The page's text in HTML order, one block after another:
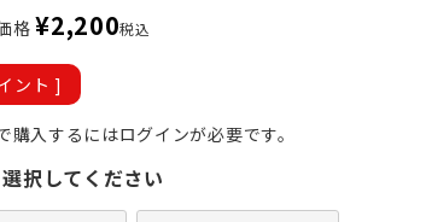
格 ¥2,200税込
ント ]
購入するにはログインが必要です。
選択してください